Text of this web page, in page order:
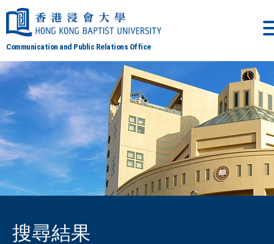
Communication and Public Relations Office
搜尋結果